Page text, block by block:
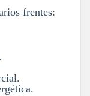
frentes: